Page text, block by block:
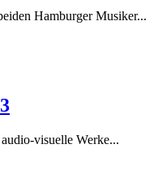
Hamburger Musiker...
visuelle Werke...